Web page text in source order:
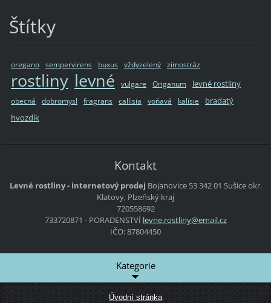
Štítky
oregano sempervirens buxus vždyzelený zimostráz
rostliny levné vulgare Origanum levné rostliny
obecná dobromysl fragrans callisia voňavá kalísie
bradatý
hvozdík
Kontakt
Levné rostliny - internetový prodej Bojanovice 53342 01 Sušiceokr.
Klatovy, Plzeňský kraj
720558692
733720871 - PORADENSTVÍ levne.rostliny@email.cz
IČO: 87804450
Kategorie
Úvodní stránka